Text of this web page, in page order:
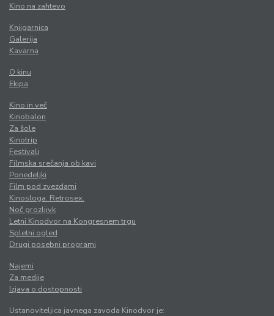
Kino na zahtevo
Knjigarnica
Galerija
Kavarna
O kinu
Ekipa
Kino in več
Kinobalon
Za šole
Kinotrip
Festivali
Filmska srečanja ob kavi
Ponedeljki
Film pod zvezdami
Kinosloga. Retrosex.
Noč grozljivk
Letni Kinodvor na Kongresnem trgu
Spletni ogled
Drugi posebni programi
Najemi
Za medije
Izjava o dostopnosti
Ustanoviteljica javnega zavoda Kinodvor je: